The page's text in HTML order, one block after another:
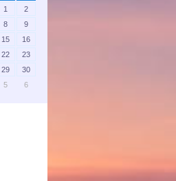
1
2
8
9
15
16
22
23
29
30
5 6